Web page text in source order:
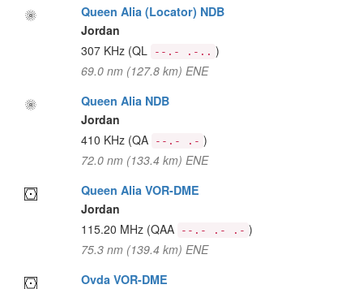
Queen Alia (Locator) NDB
Jordan
307 KHz (QL --.- .-.. )
69.0 nm (127.8 km) ENE
Queen Alia NDB
Jordan
410 KHz (QA --.- .- )
72.0 nm (133.4 km) ENE
Queen Alia VOR-DME
Jordan
115.20 MHz (QAA --.- .- .- )
75.3 nm (139.4 km) ENE
Ovda VOR-DME